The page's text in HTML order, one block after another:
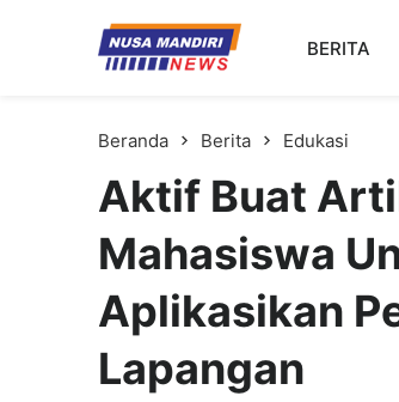
Kampus Digital
Universitas Nusa Mandiri
BERITA
Beranda Berita Edukasi
Aktif Buat
Mahasiswa
Aplikasikan
Lapangan